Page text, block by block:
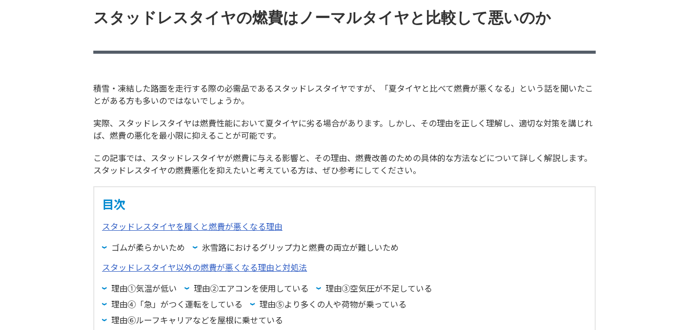
スタッドレスタイヤの燃費はノーマルタイヤと比較して悪いのか
積雪・凍結した路面を走行する際の必需品であるスタッドレスタイヤですが、「夏タイヤと比べて燃費が悪くなる」という話を聞いたこ
とがある方も多いのではないでしょうか。
実際、スタッドレスタイヤは燃費性能において夏タイヤに劣る場合があります。しかし、その理由を正しく理解し、適切な対策を講じれ
ば、燃費の悪化を最小限に抑えることが可能です。
この記事では、スタッドレスタイヤが燃費に与える影響と、その理由、燃費改善のための具体的な方法などについて詳しく解説します。
スタッドレスタイヤの燃費悪化を抑えたいと考えている方は、ぜひ参考にしてください。
目次
スタッドレスタイヤを履くと燃費が悪くなる理由
ゴムが柔らかいため
氷雪路におけるグリップ力と燃費の両立が難しいため
スタッドレスタイヤ以外の燃費が悪くなる理由と対処法
理由①気温が低い
理由②エアコンを使用している
理由③空気圧が不足している
理由④「急」がつく運転をしている
理由⑤より多くの人や荷物が乗っている
理由⑥ルーフキャリアなどを屋根に乗せている